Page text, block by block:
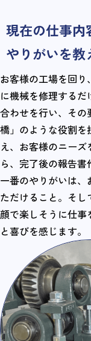
現在の仕事内
やりがいを教
お客様の工場を回
に機械を修理する
合わせを行い、そ
橋」のような役割を
え、お客様のニー
ら、完了後の報告書
一番のやりがいは
ただけること。そ
顔で楽しそうに仕
と喜びを感じます。